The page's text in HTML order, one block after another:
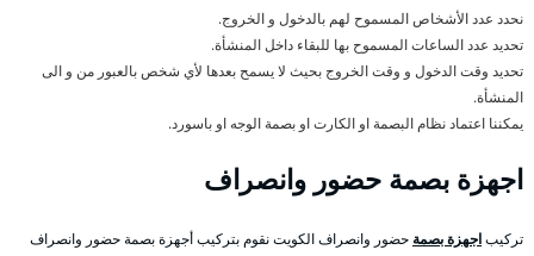
نحدد عدد الأشخاص المسموح لهم بالدخول و الخروج.
تحديد عدد الساعات المسموح بها للبقاء داخل المنشأة.
تحديد وقت الدخول و وقت الخروج بحيث لا يسمح بعدها لأي شخص بالعبور من و الى
المنشأة.
يمكننا اعتماد نظام البصمة او الكارت او بصمة الوجه او باسورد.
اجهزة بصمة حضور وانصراف
تركيباجهزة بصمة حضور وانصراف الكويت نقوم بتركيب أجهزة بصمة حضور وانصراف